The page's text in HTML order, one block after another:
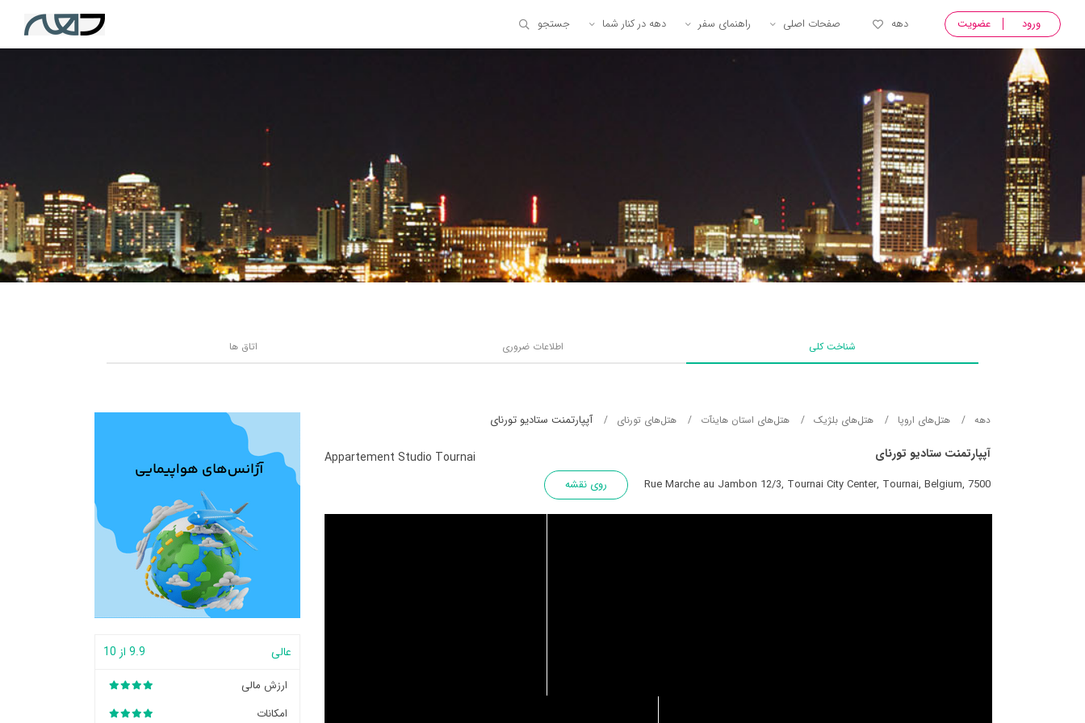
ورود عضویت دهه صفحات اصلی راهنمای سفر دهه در کنار شما جستجو
شناخت کلی اطلاعات ضروری اتاق ها
دهه هتل‌های اروپا هتل‌های بلژیک هتل‌های استان هاینآت هتل‌های تورنای آپپارتمنت ستادیو تورنای
آپپارتمنت ستادیو تورنای Appartement Studio Tournai
Rue Marche au Jambon 12/3, Tournai City Center, Tournai, Belgium, 7500 روی نقشه
عالی 9.9 از 10
ارزش مالی
امکانات